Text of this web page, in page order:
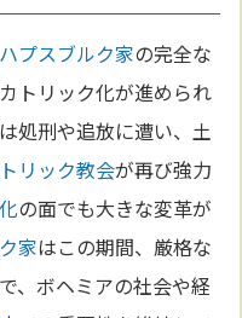
ハプスブルク家の完全な
トリック化が進められ
処刑や追放に遭い、土
リック教会が再び強力
の面でも大きな変革が
家はこの期間、厳格な
、ボヘミアの社会や経